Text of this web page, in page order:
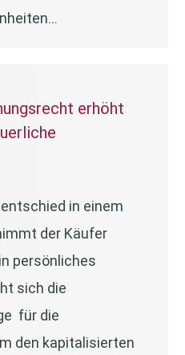
erhöht
in einem
der Käufer
persönliches
sich die
für die
den kapitalisierten